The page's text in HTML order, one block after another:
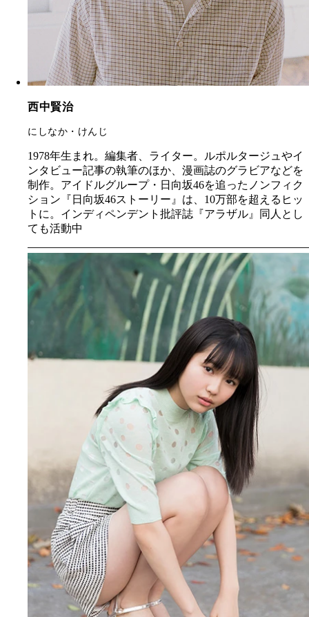
西中賢治
にしなか・けんじ
1978年生まれ。編集者、ライター。ルポルタージュやイ
ンタビュー記事の執筆のほか、漫画誌のグラビアなどを
制作。アイドルグループ・日向坂46を追ったノンフィク
ション『日向坂46ストーリー』は、10万部を超えるヒッ
トに。インディペンデント批評誌『アラザル』同人とし
ても活動中